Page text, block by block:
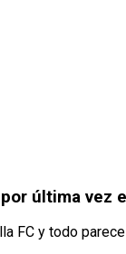
última vez
FC y todo